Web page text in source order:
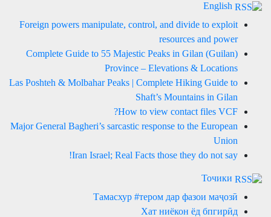
English
Foreign powers manipulate, control, and divide to exploit
resources and power
Complete Guide to 55 Majestic Peaks in Gilan (Guilan)
Province – Elevations & Locations
Las Poshteh & Molbahar Peaks | Complete Hiking Guide to
Shaft’s Mountains in Gilan
How to view contact files VCF?
Major General Bagheri’s sarcastic response to the European
Union
Iran Israel; Real Facts those they do not say!
Точики
Тамасхур #тером дар фазои маҷозӣ
Хат ниёкон ёд бпгирӣд